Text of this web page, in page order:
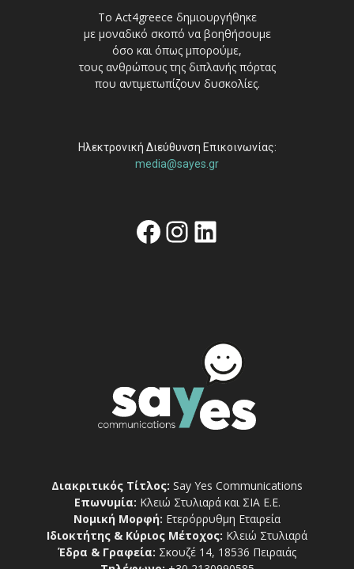
Το Act4greece δημιουργήθηκε
με μοναδικό σκοπό να βοηθήσουμε
όσο και όπως μπορούμε,
τους ανθρώπους της διπλανής πόρτας
που αντιμετωπίζουν δυσκολίες.
Ηλεκτρονική Διεύθυνση Επικοινωνίας:
media@sayes.gr
Facebook
Instagram
Linkedin
Διακριτικός Τίτλος: Say Yes Communications
Επωνυμία: Κλειώ Στυλιαρά και ΣΙΑ Ε.Ε.
Νομική Μορφή: Ετερόρρυθμη Εταιρεία
Ιδιοκτήτης & Κύριος Μέτοχος: Κλειώ Στυλιαρά
Έδρα & Γραφεία: Σκουζέ 14, 18536 Πειραιάς